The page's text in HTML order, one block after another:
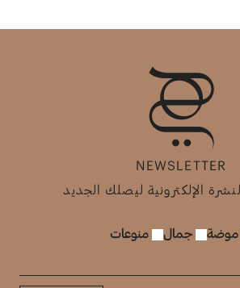
NEWSLETTER
الإلكترونية ليصلك الجديد
موضة جمال منوعات